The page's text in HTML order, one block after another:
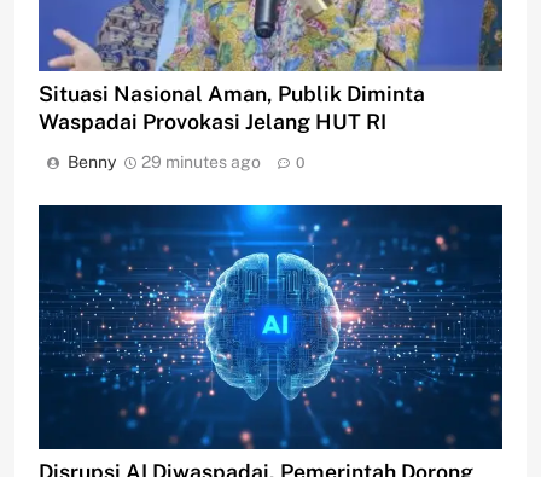
Situasi Nasional Aman, Publik Diminta
Waspadai Provokasi Jelang HUT RI
Benny 29 minutes ago 0